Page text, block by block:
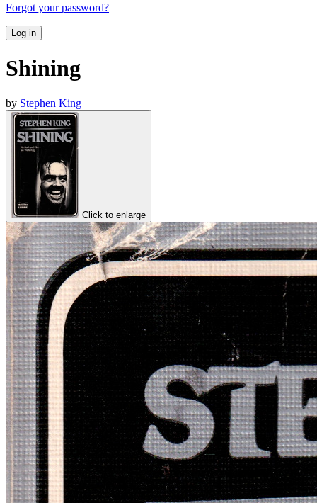
Forgot your password?
Log in
Shining
by Stephen King
Click to enlarge